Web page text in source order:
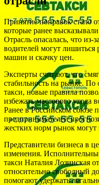
Принятие поправок стало
которые ранее
Отрасль опасалась, что из-
водителей могут лишиться
машин и скачку цен.
Эксперты считают, что
стабильность на рынке. По
такси, новые правила
избежать массового ухода
Ранее в Российском союзе
предпринимателей
жестких норм рынок могут
Представители бизнеса в
изменения.
такси Наталия Лозинская
относительно свободный
помогают удержать